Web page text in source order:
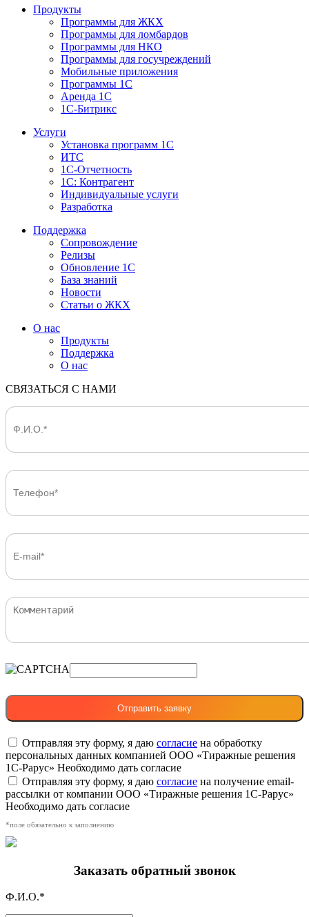
Продукты
Программы для ЖКХ
Программы для ломбардов
Программы для НКО
Программы для госучреждений
Мобильные приложения
Программы 1С
Аренда 1С
1С-Битрикс
Услуги
Установка программ 1С
ИТС
1С-Отчетность
1С: Контрагент
Индивидуальные услуги
Разработка
Поддержка
Сопровождение
Релизы
Обновление 1С
База знаний
Новости
Статьи о ЖКХ
О нас
Продукты
Поддержка
О нас
СВЯЗАТЬСЯ С НАМИ
Отправляя эту форму, я даю согласие на обработку
персональных данных компанией ООО «Тиражные решения
1С-Рарус» Необходимо дать согласие
Отправляя эту форму, я даю согласие на получение email-
рассылки от компании ООО «Тиражные решения 1С-Рарус»
Необходимо дать согласие
*поле обязательно к заполнению
Заказать обратный звонок
Ф.И.О.*